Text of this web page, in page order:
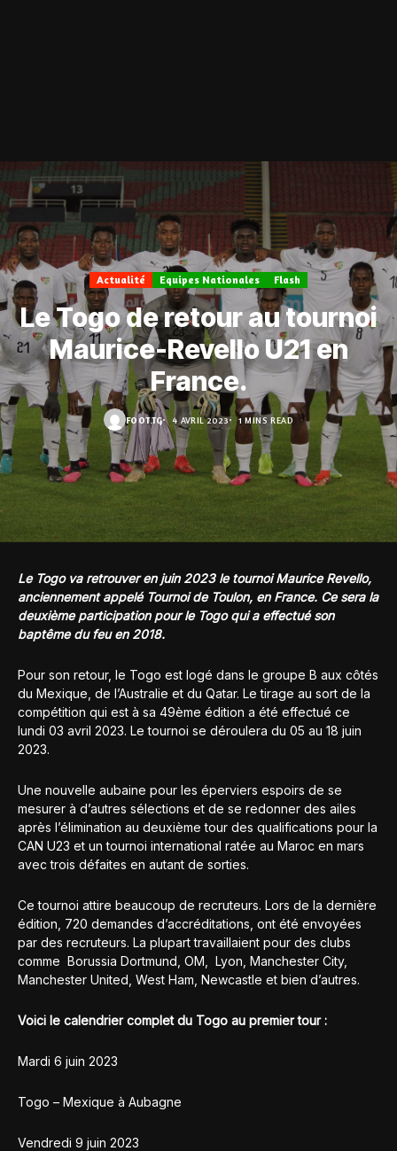
Actualité Equipes Nationales Flash
Le Togo de retour au tournoi
Maurice-Revello U21 en
France.
FOOT.TG 4 AVRIL 2023 1 MINS READ
Le Togo va retrouver en juin 2023 le tournoi Maurice Revello,
anciennement appelé Tournoi de Toulon, en France. Ce sera la
deuxième participation pour le Togo qui a effectué son
baptême du feu en 2018.
Pour son retour, le Togo est logé dans le groupe B aux côtés
du Mexique, de l’Australie et du Qatar. Le tirage au sort de la
compétition qui est à sa 49ème édition a été effectué ce
lundi 03 avril 2023. Le tournoi se déroulera du 05 au 18 juin
2023.
Une nouvelle aubaine pour les éperviers espoirs de se
mesurer à d’autres sélections et de se redonner des ailes
après l’élimination au deuxième tour des qualifications pour la
CAN U23 et un tournoi international ratée au Maroc en mars
avec trois défaites en autant de sorties.
Ce tournoi attire beaucoup de recruteurs. Lors de la dernière
édition, 720 demandes d’accréditations, ont été envoyées
par des recruteurs. La plupart travaillaient pour des clubs
comme Borussia Dortmund, OM, Lyon, Manchester City,
Manchester United, West Ham, Newcastle et bien d’autres.
Voici le calendrier complet du Togo au premier tour :
Mardi 6 juin 2023
Togo – Mexique à Aubagne
Vendredi 9 juin 2023